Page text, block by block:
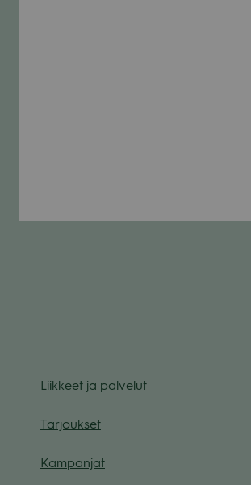
Liik­keet ja pal­ve­lut
Tar­jouk­set
Kam­pan­jat